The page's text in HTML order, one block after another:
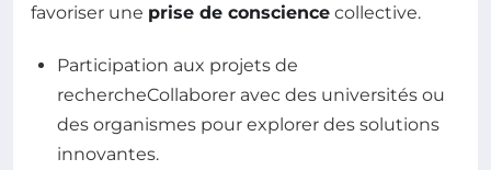
favoriser une prise de conscience collective.
Participation aux projets de
rechercheCollaborer avec des universités ou
des organismes pour explorer des solutions
innovantes.